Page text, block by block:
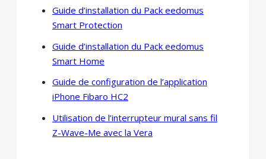
Guide d’installation du Pack eedomus
Smart Protection
Guide d’installation du Pack eedomus
Smart Home
Guide de configuration de l’application
iPhone Fibaro HC2
Utilisation de l’interrupteur mural sans fil
Z-Wave-Me avec la Vera